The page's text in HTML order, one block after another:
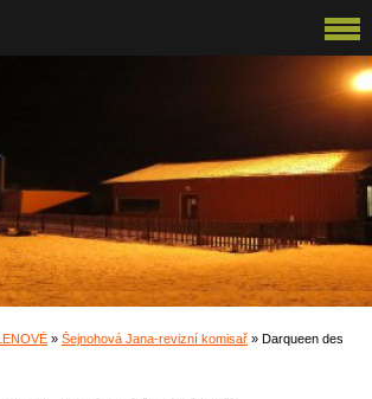
» Šejnohová Jana-revizní komisař » Darqueen des